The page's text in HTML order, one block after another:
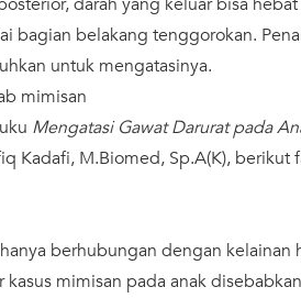
bagian belakang tenggorokan.
untuk mengatasinya.
mimisan
Mengatasi Gawat Darurat pada
Kadafi, M.Biomed, Sp.A(K), berikut
berhubungan dengan kelainan
kasus mimisan pada anak